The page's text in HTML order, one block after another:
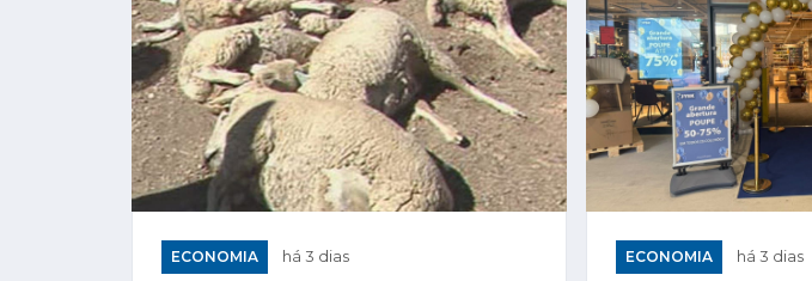
ECONOMIA há 3 dias ECONOMIA há 3 dias